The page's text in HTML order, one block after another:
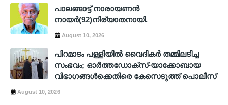
പാലങ്ങാട്ട് നാരായണന്‍
നായര്‍(92)നിര്യാതനായി.
August 10, 2026
പിറമാടം പള്ളിയില്‍ വൈദികര്‍ തമ്മിലടിച്ച
സംഭവം; ഓര്‍ത്തഡോക്സ്-യാക്കോബായ
വിഭാഗങ്ങള്‍ക്കെതിരെ കേസെടുത്ത് പൊലീസ്
August 10, 2026